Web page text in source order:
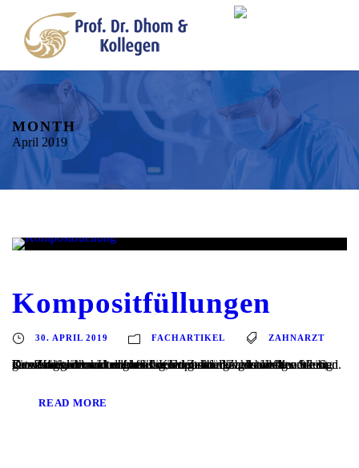
MONTH
April 2019
Kompositfüllungen
30. APRIL 2019 FACHARTIKEL ZAHNARZT
Eine Karieserkrankung muss vom Zahnarzt behandelt werden, damit sie nicht weiter fortschreitet und der Zahn erhalten bleibt. Der Zahnarzt muss die kariöse Erkrankung vollständig entfernen. Das entstandene Loch muss versorgt werden, damit die Kaufähigkeit erhalten bleibt. Kompositfüllungen werden häufig verwendet, um ein solches Loch dauerhaft zu schließen. Sie sind gut verträglich und unauffällig, da sie an die...
READ MORE